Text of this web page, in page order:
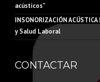
acústicos”
INSONORIZACIÓN
y Salud Laboral
CONTACTAR